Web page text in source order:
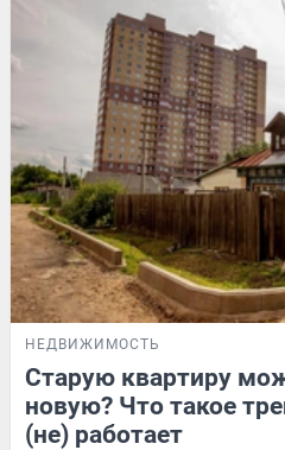
НЕДВИЖИМОСТЬ
Старую квартиру
новую? Что такое
(не) работает